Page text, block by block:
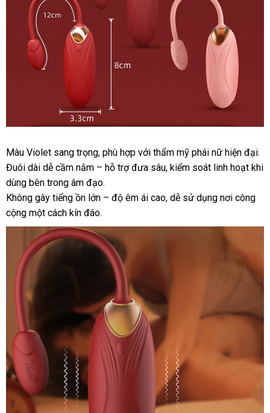
rung
điều
khiển
từ
xa
VIOTEC
violet
sang
trọng
món
quà
ý
nghĩa
Màu Violet sang trọngthanh
lý
, phù hợp tận
nơi
với thẩm mỹ phái nữ hiện đại.
Đuôi dài dễ cầm nắm – hỗ trợ đưa sâutheo
cầu
, kiểm soát linh hoạt khi
dùng bên trong âm đạo.
Không gây tiếng ồn lớn – độ êm ái caolấy
, dễ sử dụng nơi công
cộng một cách kín đáo.